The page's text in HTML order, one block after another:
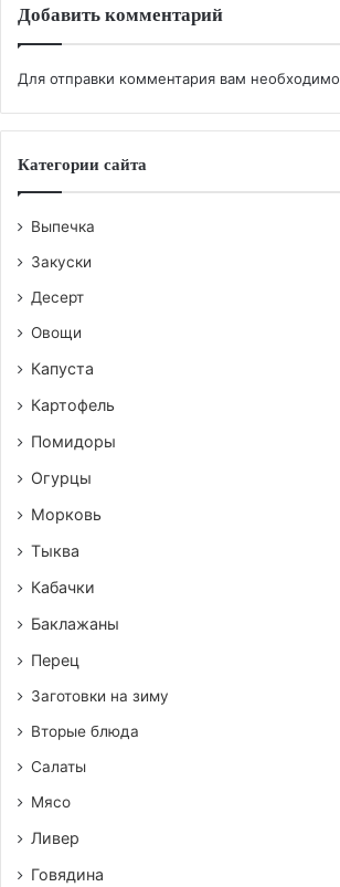
Добавить комментарий
Для отправки комментария вам необходимо
Категории сайта
Выпечка
Закуски
Десерт
Овощи
Капуста
Картофель
Помидоры
Огурцы
Морковь
Тыква
Кабачки
Баклажаны
Перец
Заготовки на зиму
Вторые блюда
Салаты
Мясо
Ливер
Говядина